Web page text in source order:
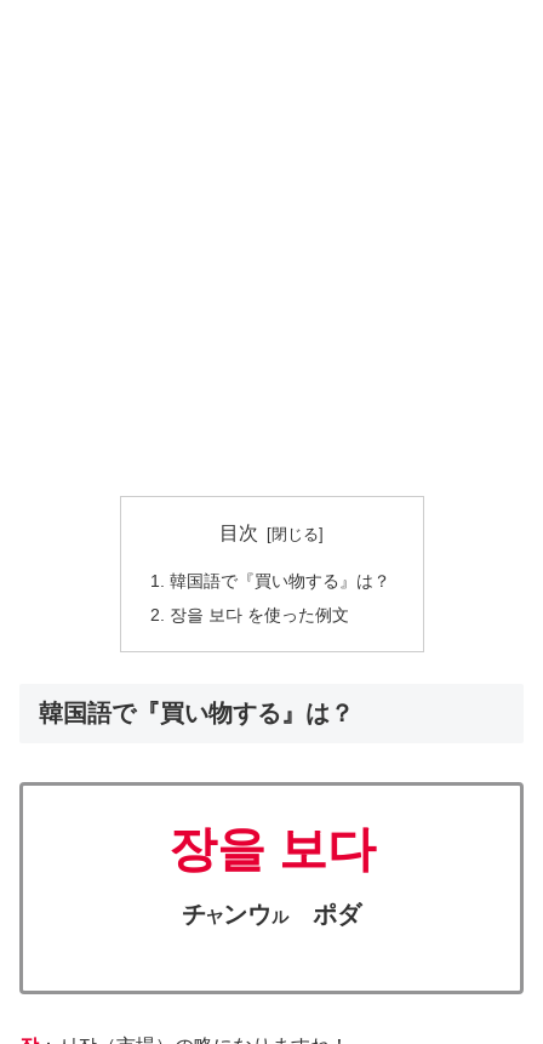
目次
韓国語で『買い物する』は？
장을 보다 を使った例文
韓国語で『買い物する』は？
장을 보다
チヤンウルポダ